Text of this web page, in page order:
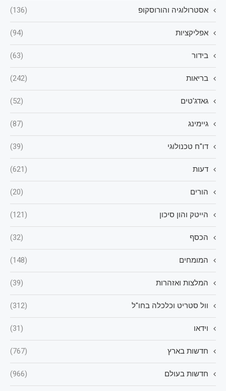
אסטרולוגיה והורוסקופ (136)
אפליקציות (94)
בידור (63)
בריאות (242)
גאדג'טים (52)
גיימינג (87)
דו"ח טכנולוגי (39)
דעות (621)
הורים (20)
הייטק והון סיכון (121)
הכסף (32)
המומחים (148)
המלצות ואזהרות (39)
וול סטריט וכלכלה בחו"ל (312)
וידאו (31)
חדשות בארץ (767)
חדשות בעולם (966)